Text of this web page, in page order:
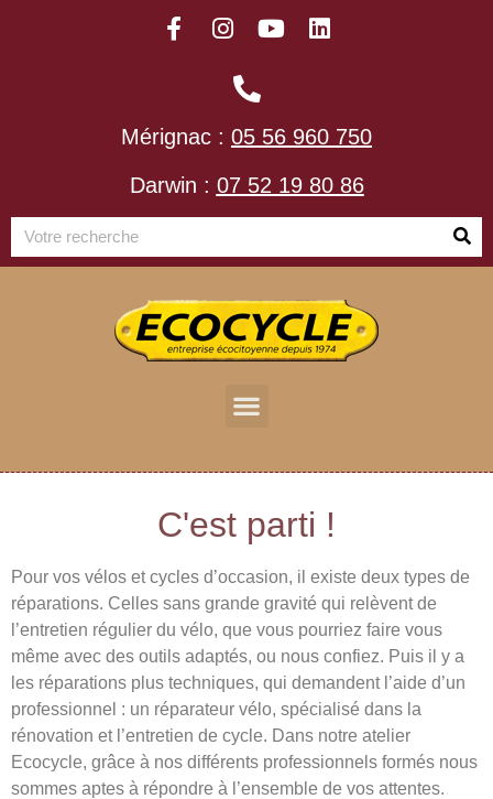
Mérignac : 05 56 960 750
Darwin : 07 52 19 80 86
C'est parti !
Pour vos vélos et cycles d’occasion, il existe deux types de
réparations. Celles sans grande gravité qui relèvent de
l’entretien régulier du vélo, que vous pourriez faire vous
même avec des outils adaptés, ou nous confiez. Puis il y a
les réparations plus techniques, qui demandent l’aide d’un
professionnel : un réparateur vélo, spécialisé dans la
rénovation et l’entretien de cycle. Dans notre atelier
Ecocycle, grâce à nos différents professionnels formés nous
sommes aptes à répondre à l’ensemble de vos attentes.